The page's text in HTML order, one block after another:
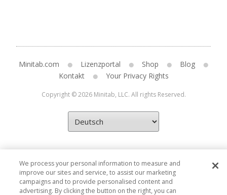
Minitab.com Lizenzportal Shop
Blog
Kontakt
Your Privacy Rights
Copyright © 2026 Minitab, LLC. All rights Reserved.
We process your personal information to measure and
improve our sites and service, to assist our marketing
campaigns and to provide personalised content and
advertising. By clicking the button on the right, you can